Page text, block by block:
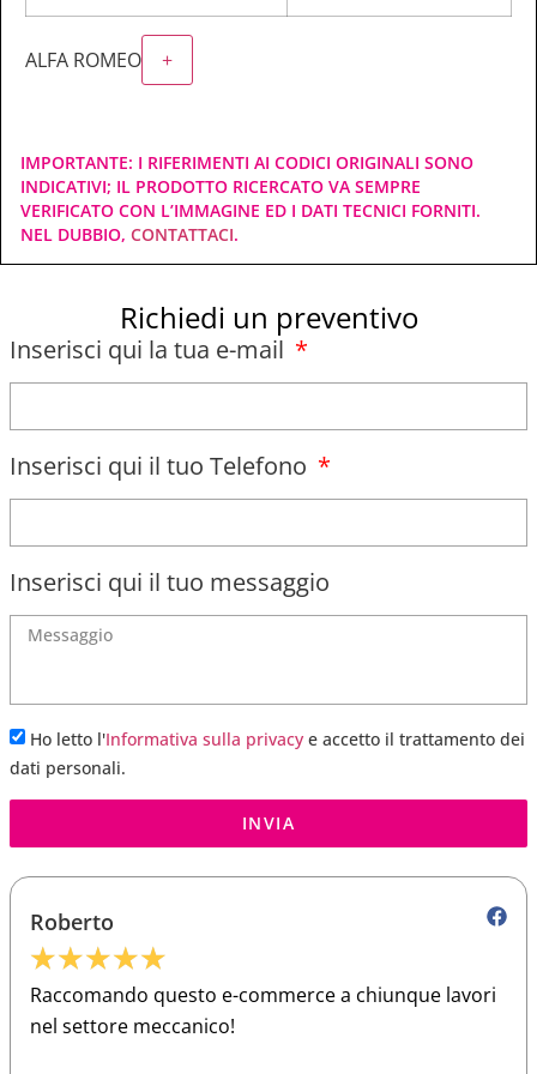
ALFA ROMEO +
IMPORTANTE: I RIFERIMENTI AI CODICI ORIGINALI SONO
INDICATIVI; IL PRODOTTO RICERCATO VA SEMPRE
VERIFICATO CON L’IMMAGINE ED I DATI TECNICI FORNITI.
NEL DUBBIO, CONTATTACI.
Richiedi un preventivo
Inserisci qui la tua e-mail
Inserisci qui il tuo Telefono
Inserisci qui il tuo messaggio
Ho letto l'Informativa sulla privacy e accetto il trattamento dei
dati personali.
INVIA
Roberto
★★★★★
Raccomando questo e-commerce a chiunque lavori
nel settore meccanico!